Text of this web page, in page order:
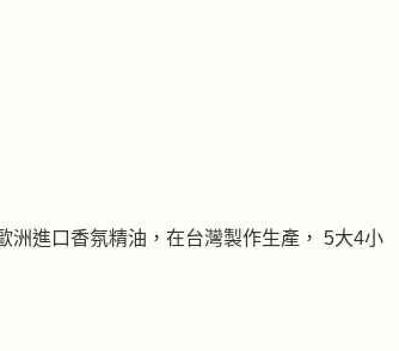
洲進口香氛精油，在台灣製作生產， 5大4小